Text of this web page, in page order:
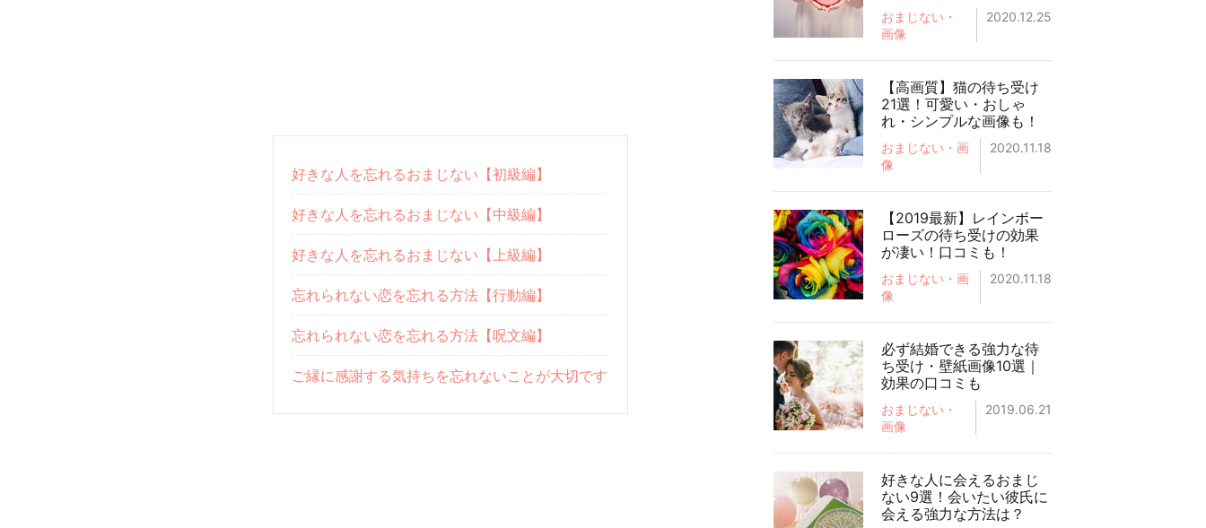
好きな人を忘れるおまじない【初級編】
好きな人を忘れるおまじない【中級編】
好きな人を忘れるおまじない【上級編】
忘れられない恋を忘れる方法【行動編】
忘れられない恋を忘れる方法【呪文編】
ご縁に感謝する気持ちを忘れないことが大切です
おまじない・
画像
2020.12.25
【高画質】猫の待ち受け
21選！可愛い・おしゃ
れ・シンプルな画像も！
おまじない・画
像
2020.11.18
【2019最新】レインボー
ローズの待ち受けの効果
が凄い！口コミも！
おまじない・画
像
2020.11.18
必ず結婚できる強力な待
ち受け・壁紙画像10選｜
効果の口コミも
おまじない・
画像
2019.06.21
好きな人に会えるおまじ
ない9選！会いたい彼氏に
会える強力な方法は？